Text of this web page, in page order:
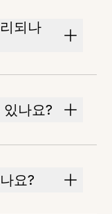
되나
나요?
요?